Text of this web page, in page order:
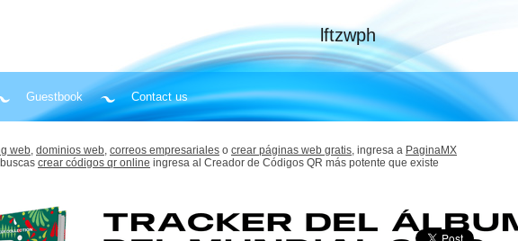
lftzwph
Guestbook Contact us
web, dominios web, correos empresariales o crear páginas web gratis, ingresa a PaginaMX
crear códigos qr online ingresa al Creador de Códigos QR más potente que existe